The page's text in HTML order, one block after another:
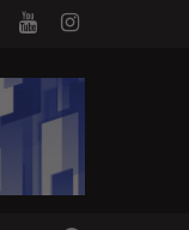
KAY QUIBOLOY
SMUGGLED